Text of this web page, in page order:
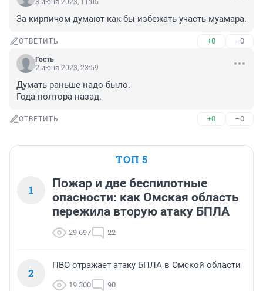
3 июня 2023, 11:05
За кирпичом думают как бы избежать участь муамара.
ОТВЕТИТЬ +0 –0
Гость
2 июня 2023, 23:59
Думать раньше надо было.
Года полтора назад.
ОТВЕТИТЬ +0 –0
ТОП 5
1
Пожар и две беспилотные
опасности: как Омская область
пережила вторую атаку БПЛА
29 697 22
2
ПВО отражает атаку БПЛА в Омской области
19 300 90